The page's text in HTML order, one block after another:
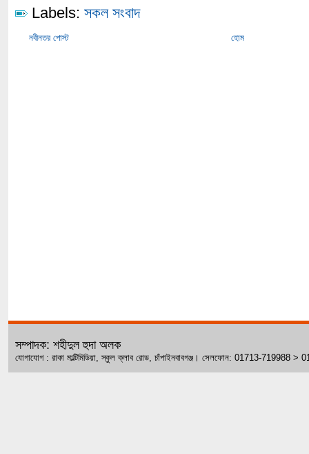
Labels: সকল সংবাদ
নবীনতর পোস্ট হোম
সম্পাদক: শহীদুল হুদা অলক
যোগাযোগ : রাকা মাল্টিমিডিয়া, স্কুল ক্লাব রোড, চাঁপাইনবাবগঞ্জ। সেলফোন: 01713-